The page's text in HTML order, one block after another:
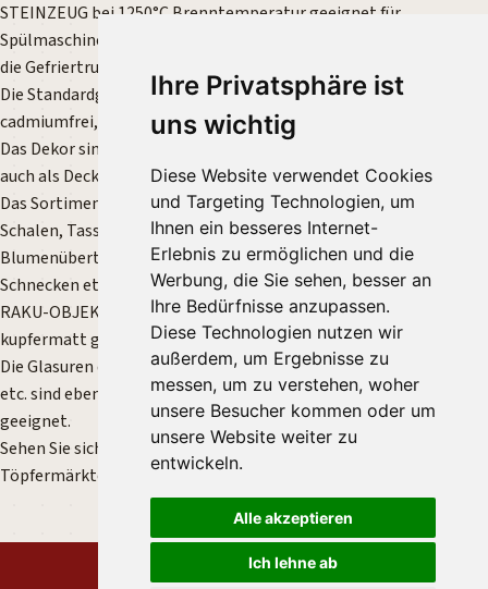
Ihre Privatsphäre ist
uns wichtig
Diese Website verwendet Cookies
und Targeting Technologien, um
Ihnen ein besseres Internet-
Erlebnis zu ermöglichen und die
Werbung, die Sie sehen, besser an
Ihre Bedürfnisse anzupassen.
Diese Technologien nutzen wir
außerdem, um Ergebnisse zu
messen, um zu verstehen, woher
unsere Besucher kommen oder um
unsere Website weiter zu
entwickeln.
Alle akzeptieren
Ich lehne ab
STEINZEUG bei 1250°C Brenntemperatur geeignet für
Spülmaschine, Backofen, Microwelle und je nach Form auch für
die Gefriertruhe.
Die Standardglasuren (weiß oder dunkelblau) sind blei- und
cadmiumfrei, also für Lebensmittel geeignet.
Das Dekor sind griechische Motive mit Häusern und Zypressen,
auch als Deckelgriffe.
Das Sortiment umfaßt Auflaufformen, Brottöpfe, Schüsseln und
Schalen, Tassen in verschieden Formen und Größen,
Blumenübertöpfe, Tisch- und Bodenvasen, Wanduhren, frostfeste
Schnecken etc.
RAKU-OBJEKTE bei 950 – 1000°C gebrannt, sind nicht frostfest,
kupfermatt glasierte Stücke dürfen nicht ins Freie.
Die Glasuren der Teeschalen, verschiedenen Tiere, Gartenstäbe
etc. sind ebenfalls blei- und cadmiumfrei, also für Lebensmittel
geeignet.
Sehen Sie sich unsere Vorführungen mit dem Brennofen auf den
Töpfermärkten an!